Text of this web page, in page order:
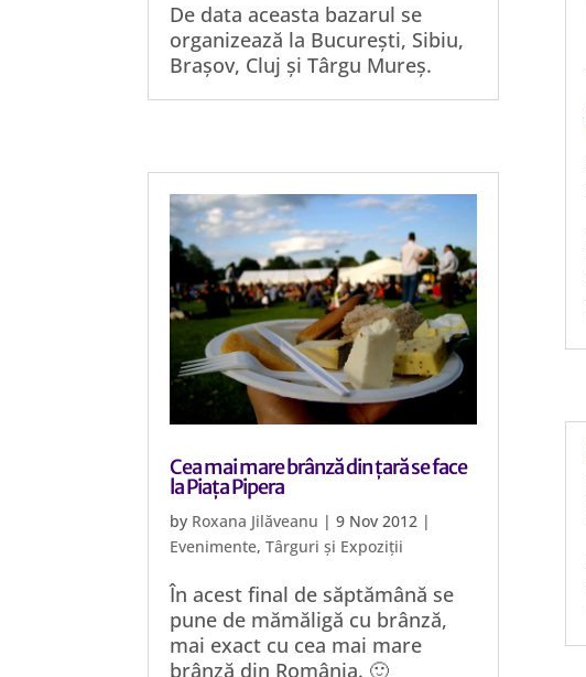
De data aceasta bazarul se
organizează la București, Sibiu,
Brașov, Cluj și Târgu Mureș.
Cea mai mare brânză din țară se face
la Piața Pipera
by Roxana Jilăveanu |9 Nov 2012 |
Evenimente,Târguri și Expoziții
În acest final de săptămână se
pune de mămăligă cu brânză,
mai exact cu cea mai mare
brânză din România. 🙂